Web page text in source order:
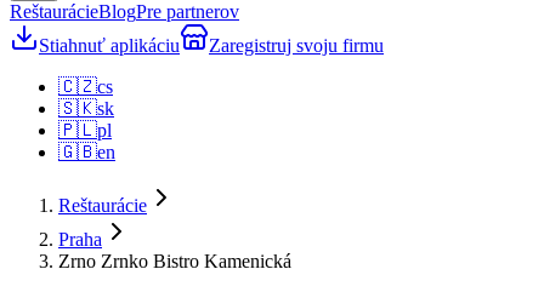
ReštaurácieBlogPre partnerov
Stiahnuť aplikáciu
Zaregistruj svoju firmu
🇨🇿cs
🇸🇰sk
🇵🇱pl
🇬🇧en
Reštaurácie
Praha
Zrno Zrnko Bistro Kamenická